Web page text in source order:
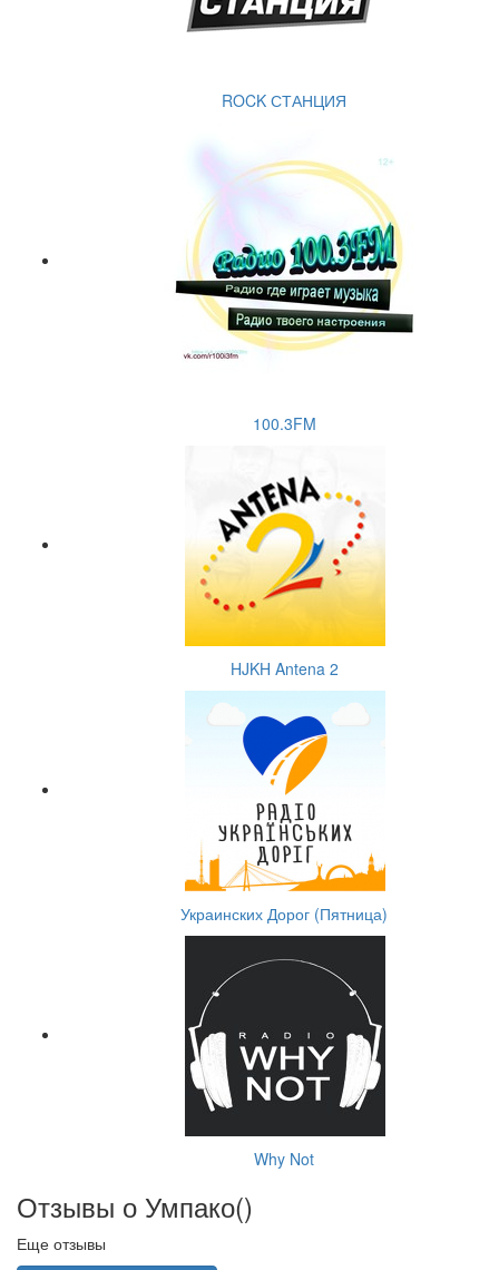
ROCK СТАНЦИЯ
100.3FM
HJKH Antena 2
Украинских Дорог (Пятница)
Why Not
Отзывы о Умпако()
Еще отзывы